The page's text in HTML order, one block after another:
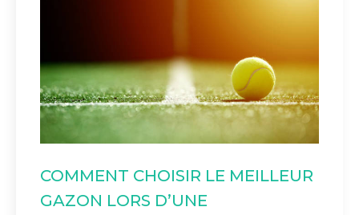
COMMENT CHOISIR LE MEILLEUR
GAZON LORS D’UNE